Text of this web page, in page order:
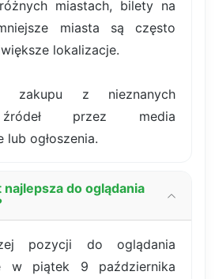
miastach, bilety na
miasta są często
lokalizacje.
zakupu z nieznanych
przez media
lub ogłoszenia.
do oglądania
pozycji do oglądania
w piątek 9 października